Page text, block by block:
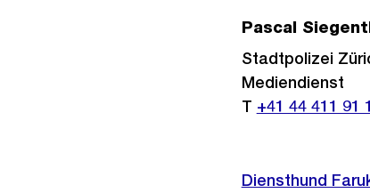
Pascal
Stadtpolizei
Mediendienst
T +41 44 411 91
Diensthund